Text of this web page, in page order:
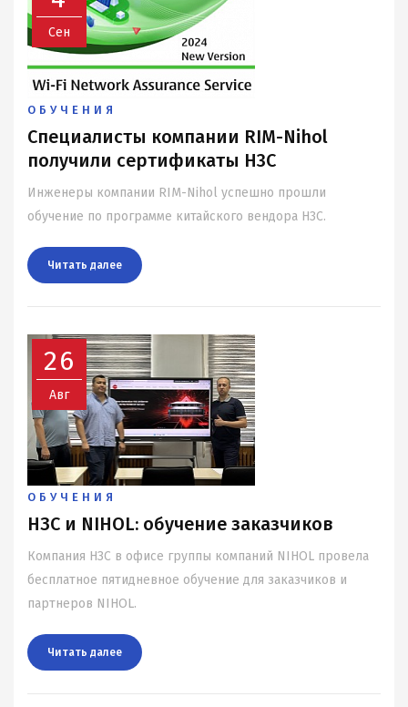
Сен
ОБУЧЕНИЯ
Специалисты компании RIM-Nihol
получили сертификаты H3C
Инженеры компании RIM-Nihol успешно прошли
обучение по программе китайского вендора H3C.
Читать далee
26
Авг
ОБУЧЕНИЯ
НЗС и NIHOL: обучение заказчиков
Компания НЗС в офисе группы компаний NIHOL провела
бесплатное пятидневное обучение для заказчиков и
партнеров NIHOL.
Читать далee